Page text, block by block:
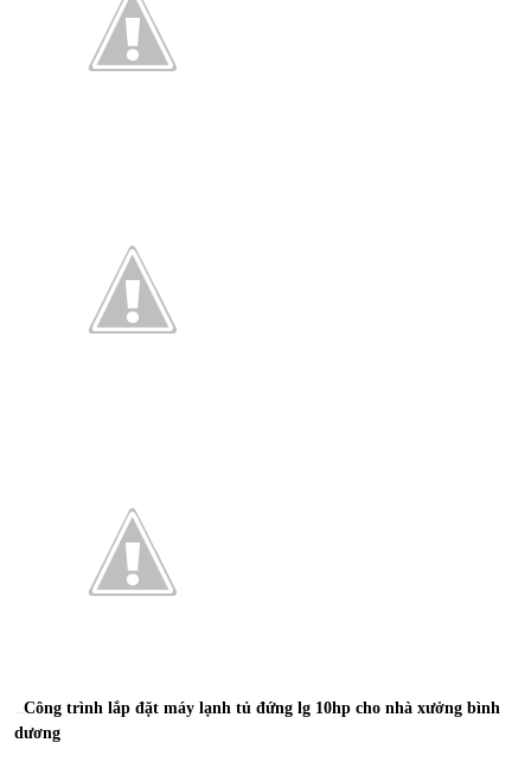
Công trình lắp đặt máy lạnh tủ đứng lg 10hp cho nhà xưởng bình
dương